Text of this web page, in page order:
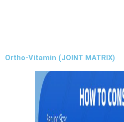
Ortho-Vitamin (JOINT MATRIX)